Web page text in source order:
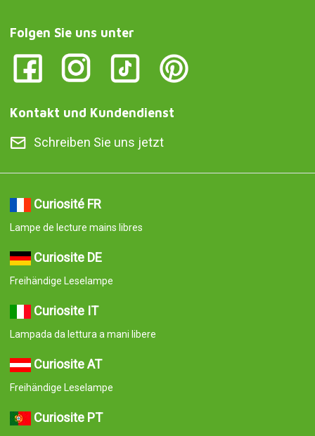
Folgen Sie uns unter
Kontakt und Kundendienst
Schreiben Sie uns jetzt
Curiosité FR
Lampe de lecture mains libres
Curiosite DE
Freihändige Leselampe
Curiosite IT
Lampada da lettura a mani libere
Curiosite AT
Freihändige Leselampe
Curiosite PT